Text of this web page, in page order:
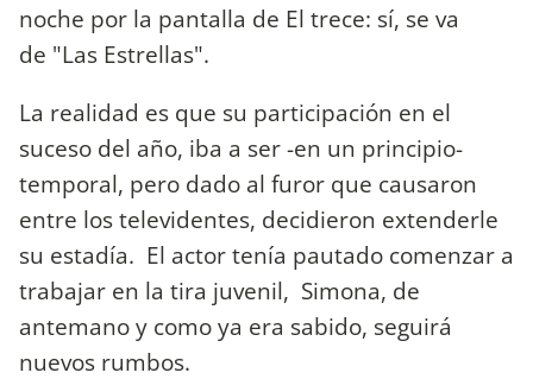
noche por la pantalla de El trece: sí, se va
de "Las Estrellas".
La realidad es que su participación en el
suceso del año, iba a ser -en un principio-
temporal, pero dado al furor que causaron
entre los televidentes, decidieron extenderle
su estadía. El actor tenía pautado comenzar a
trabajar en la tira juvenil, Simona, de
antemano y como ya era sabido, seguirá
nuevos rumbos.